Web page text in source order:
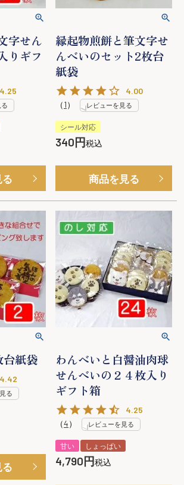
字せん
りギフ
4.25
縁起物煎餅と筆文字せ
んべいのセット2枚台
紙袋
4.00
（1） レビューを見る
シール対応
340 税込
商品を見る
台紙袋
4.42
る
わんべいと白醤油肉球
せんべいの２４枚入り
ギフト箱
4.25
（4） レビューを見る
甘い しょっぱい
4,790 税込